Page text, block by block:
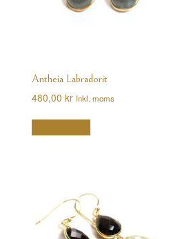
Antheia Labradorit
480,00 kr Inkl. moms